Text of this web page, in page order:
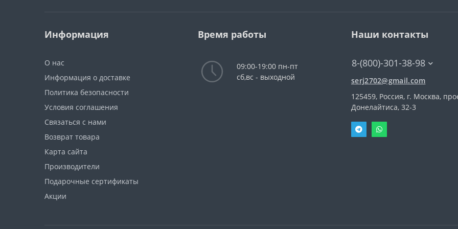
Однозаходная «О»-образная
Серия 122: Твердосплавные
двухзаходные фрезы KARCAN
Серия 13000: Спиральные
"О"-образные фрезы с
(твердосплавные)
TCT:Твердосплавные
двухзаходные спиральные
Информация
О нас
Информация о доставке
Политика безопасности
Условия соглашения
Связаться с нами
Возврат товара
Карта сайта
Производители
Подарочные сертификаты
Акции
Время работы
09:00-19:00 пн-пт
сб,вс - выходной
Наши контакты
8-(800)-301-38-98
serj2702@gmail.com
125459, Россия, г. Москва,
Донелайтиса, 32-3